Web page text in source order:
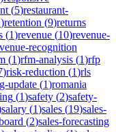
(5)restaurant-
)retention (9)returns
(1)revenue (10)revenue-
recognition
(1)rfm-analysis (1)rfp
)risk-reduction (1)rls
update (1)romania
(1)safety (2)safety-
salary (1)sales (19)sales-
(2)sales-forecasting